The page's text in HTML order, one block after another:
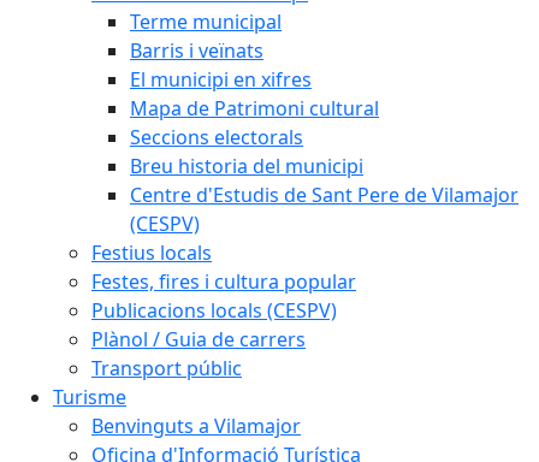
Terme municipal
Barris i veïnats
El municipi en xifres
Mapa de Patrimoni cultural
Seccions electorals
Breu historia del municipi
Centre d'Estudis de Sant Pere de Vilamajor
(CESPV)
Festius locals
Festes, fires i cultura popular
Publicacions locals (CESPV)
Plànol / Guia de carrers
Transport públic
Turisme
Benvinguts a Vilamajor
Oficina d'Informació Turística